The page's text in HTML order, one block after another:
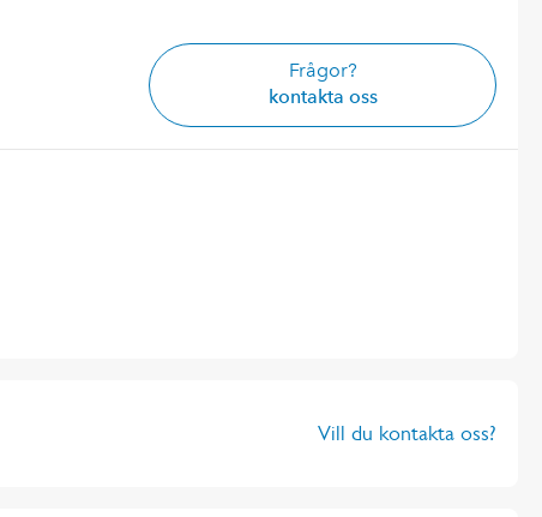
Frågor?
kontakta oss
Vill du kontakta oss?